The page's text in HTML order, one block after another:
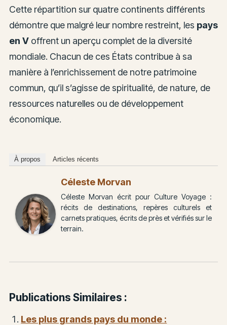
Cette répartition sur quatre continents différents
démontre que malgré leur nombre restreint, les pays
en Voffrent un aperçu complet de la diversité
mondiale. Chacun de ces États contribue à sa
manière à l’enrichissement de notre patrimoine
commun, qu’il s’agisse de spiritualité, de nature, de
ressources naturelles ou de développement
économique.
À propos Articles récents
Céleste Morvan
Céleste Morvan écrit pour Culture Voyage :
récits de destinations, repères culturels et
carnets pratiques, écrits de près et vérifiés sur le
terrain.
Publications Similaires :
Les plus grands pays du monde :